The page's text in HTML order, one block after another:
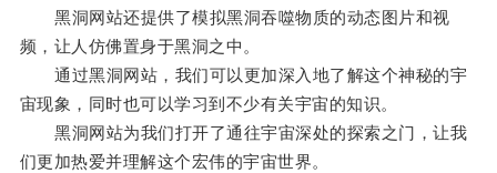
黑洞网站还提供了模拟黑洞吞噬物质的动态图片和视
频，让人仿佛置身于黑洞之中。
通过黑洞网站，我们可以更加深入地了解这个神秘的宇
宙现象，同时也可以学习到不少有关宇宙的知识。
黑洞网站为我们打开了通往宇宙深处的探索之门，让我
们更加热爱并理解这个宏伟的宇宙世界。